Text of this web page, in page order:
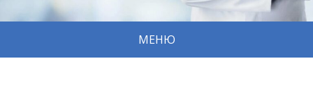
МЕНЮ